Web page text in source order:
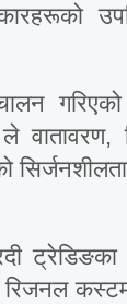
गरिएको
वातावरण,
रिजनल